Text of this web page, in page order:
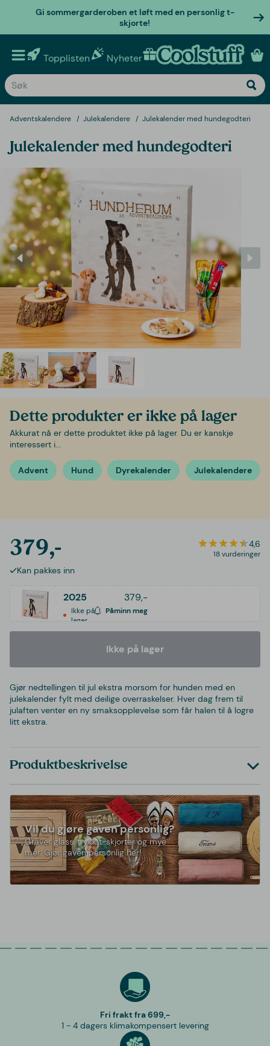
Gi sommergarderoben et løft med en personlig t-
skjorte!
Topplisten Nyheter Personlige gaver
Adventskalendere Julekalendere Julekalender med hundegodteri
Julekalender med hundegodteri
Dette produkter er ikke på lager
Akkurat nå er dette produktet ikke på lager. Du er kanskje
interessert i...
Advent Hund Dyrekalender Julekalendere
379,- 4,6
18 vurderinger
Kan pakkes inn
2025 379,-
Ikke på
lager
Påminn meg
Ikke på lager
Gjør nedtellingen til jul ekstra morsom for hunden med en
julekalender fylt med deilige overraskelser. Hver dag frem til
julaften venter en ny smaksopplevelse som får halen til å logre
litt ekstra.
Produktbeskrivelse
Vil du gjøre gaven personlig?
Graver glass, trykk t-skjorter og mye
mer. Gjør gaven personlig her!
Fri frakt fra 699,-
1 - 4 dagers klimakompensert levering